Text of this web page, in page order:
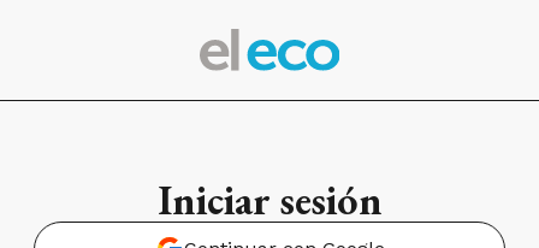
Iniciar sesión